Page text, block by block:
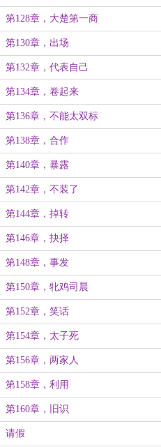
第128章，大楚第一商
第130章，出场
第132章，代表自己
第134章，卷起来
第136章，不能太双标
第138章，合作
第140章，暴露
第142章，不装了
第144章，掉转
第146章，抉择
第148章，事发
第150章，牝鸡司晨
第152章，笑话
第154章，太子死
第156章，两家人
第158章，利用
第160章，旧识
请假